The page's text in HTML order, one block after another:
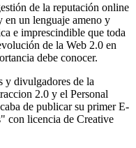
de la reputación online
en un lenguaje ameno y
e imprescindible que toda
de la Web 2.0 en
debe conocer.
y divulgadores de la
2.0 y el Personal
de publicar su primer E-
con licencia de Creative